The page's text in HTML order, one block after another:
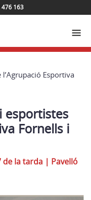
163
Esportiva
esportistes
Fornells i
de la tarda | Pavelló